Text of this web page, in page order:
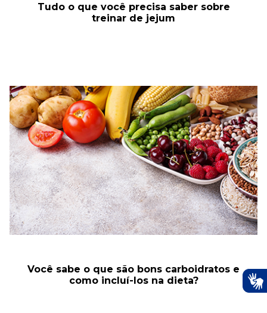
Tudo o que você precisa saber sobre
treinar de jejum
Você sabe o que são bons carboidratos e
como incluí-los na dieta?